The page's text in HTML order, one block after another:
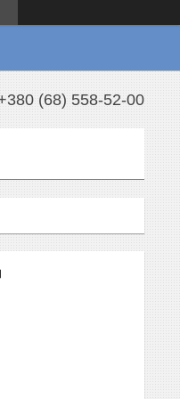
(68) 558-52-00